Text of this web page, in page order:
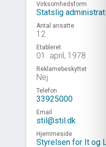
Virksomhedsform
Statslig
Antal ansatte
12
Etableret
01. april, 1978
Reklamebeskyttet
Nej
Telefon
33925000
Email
stil@stil.dk
Hjemmeside
Styrelsen for It og